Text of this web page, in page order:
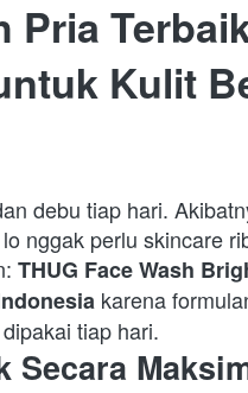
Pria
Kulit
debu tiap hari.
nggak perlu skincare
THUG Face Wash
karena
tiap hari.
Secara